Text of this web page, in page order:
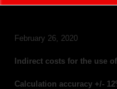
February 26, 2020
Indirect costs for the use
Calculation accuracy +/-